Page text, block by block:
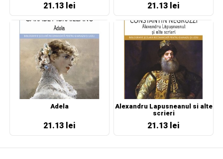
21.13 lei 21.13 lei
Adela
21.13 lei
Alexandru Lapusneanul si alte
scrieri
21.13 lei